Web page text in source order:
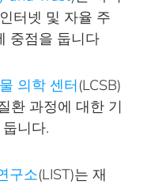
터넷 및 자율 주
중점을 둡니다
의학 센터(LCSB)
환 과정에 대한 기
니다.
구소(LIST)는 재